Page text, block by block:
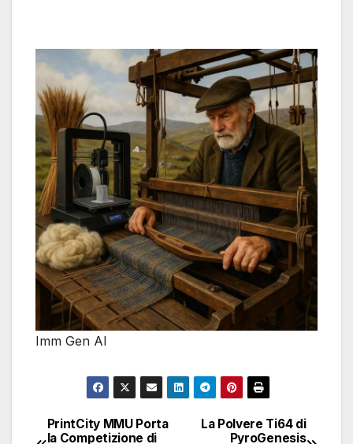
Imm Gen AI
Navigazione
La Polvere Ti64 di
PyroGenesis
PrintCity MMU Porta
la Competizione di